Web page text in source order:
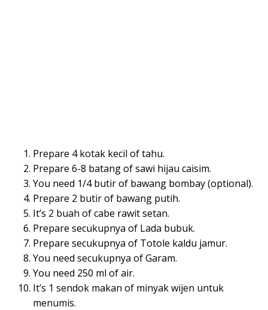
Prepare 4 kotak kecil of tahu.
Prepare 6-8 batang of sawi hijau caisim.
You need 1/4 butir of bawang bombay (optional).
Prepare 2 butir of bawang putih.
It’s 2 buah of cabe rawit setan.
Prepare secukupnya of Lada bubuk.
Prepare secukupnya of Totole kaldu jamur.
You need secukupnya of Garam.
You need 250 ml of air.
It’s 1 sendok makan of minyak wijen untuk
menumis.